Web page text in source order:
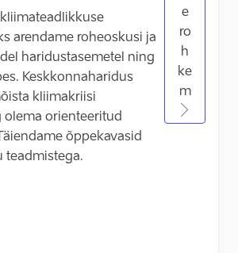
arendame roheoskusi ja
haridustasemetel ning
Keskkonnaharidus
kliimakriisi
olema orienteeritud
õppekavasid
teadmistega.
e
ro
h
ke
m